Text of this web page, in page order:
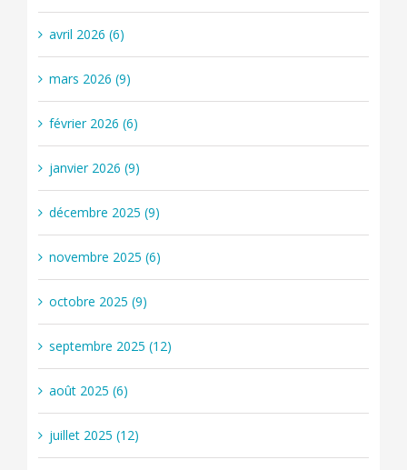
avril 2026 (6)
mars 2026 (9)
février 2026 (6)
janvier 2026 (9)
décembre 2025 (9)
novembre 2025 (6)
octobre 2025 (9)
septembre 2025 (12)
août 2025 (6)
juillet 2025 (12)